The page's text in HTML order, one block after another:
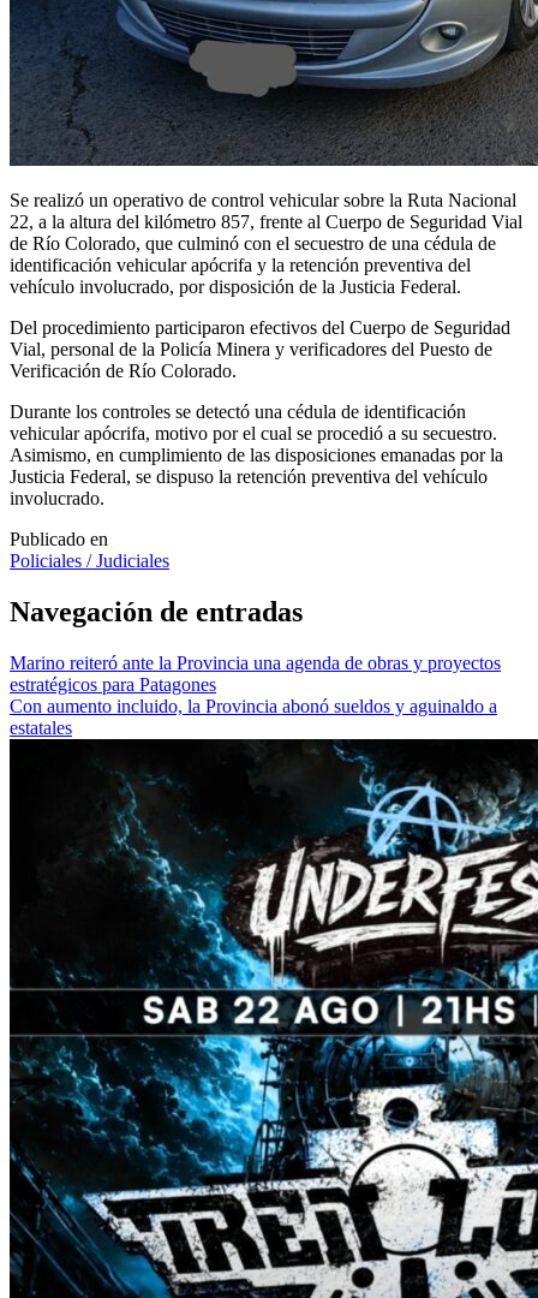
Se realizó un operativo de control vehicular sobre la Ruta Nacional
22, a la altura del kilómetro 857, frente al Cuerpo de Seguridad Vial
de Río Colorado, que culminó con el secuestro de una cédula de
identificación vehicular apócrifa y la retención preventiva del
vehículo involucrado, por disposición de la Justicia Federal.
Del procedimiento participaron efectivos del Cuerpo de Seguridad
Vial, personal de la Policía Minera y verificadores del Puesto de
Verificación de Río Colorado.
Durante los controles se detectó una cédula de identificación
vehicular apócrifa, motivo por el cual se procedió a su secuestro.
Asimismo, en cumplimiento de las disposiciones emanadas por la
Justicia Federal, se dispuso la retención preventiva del vehículo
involucrado.
Publicado en
Policiales / Judiciales
Navegación de entradas
Marino reiteró ante la Provincia una agenda de obras y proyectos
estratégicos para Patagones
Con aumento incluido, la Provincia abonó sueldos y aguinaldo a
estatales